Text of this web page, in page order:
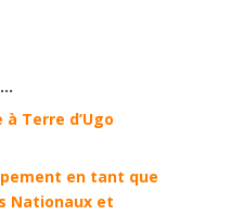
Terre d’Ugo
en tant que
Nationaux et